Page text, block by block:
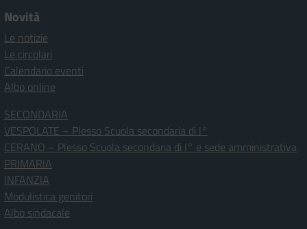
Novità
Le notizie
Le circolari
Calendario eventi
Albo online
SECONDARIA
VESPOLATE – Plesso Scuola secondaria di I°
CERANO – Plesso Scuola secondaria di I° e sede amministrativa
PRIMARIA
INFANZIA
Modulistica genitori
Albo sindacale